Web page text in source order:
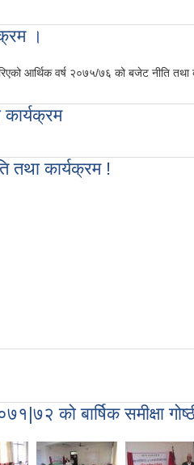
।
आर्थिक वर्ष २०७५/७६ को बजेट नीति तथा
तथा कार्यक्रम !
को बार्षिक समीक्षा